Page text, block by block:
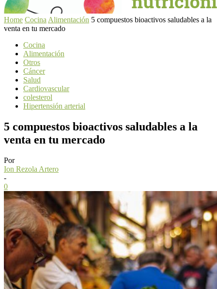
Home Cocina Alimentación 5 compuestos bioactivos saludables a la
venta en tu mercado
Cocina
Alimentación
Otros
Cáncer
Salud
Cardiovascular
colesterol
Hipertensión arterial
5 compuestos bioactivos saludables a la
venta en tu mercado
Por
Ion Rezola Artero
-
0